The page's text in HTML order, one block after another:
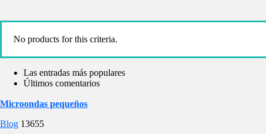
No products for this criteria.
Las entradas más populares
Últimos comentarios
Microondas pequeños
Blog 13655